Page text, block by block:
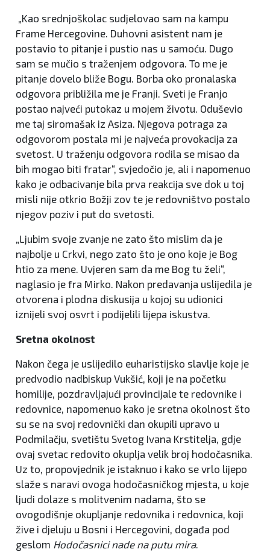
„Kao srednjoškolac sudjelovao sam na kampu
Frame Hercegovine. Duhovni asistent nam je
postavio to pitanje i pustio nas u samoću. Dugo
sam se mučio s traženjem odgovora. To me je
pitanje dovelo bliže Bogu. Borba oko pronalaska
odgovora približila me je Franji. Sveti je Franjo
postao najveći putokaz u mojem životu. Oduševio
me taj siromašak iz Asiza. Njegova potraga za
odgovorom postala mi je najveća provokacija za
svetost. U traženju odgovora rodila se misao da
bih mogao biti fratar“, svjedočio je, ali i napomenuo
kako je odbacivanje bila prva reakcija sve dok u toj
misli nije otkrio Božji zov te je redovništvo postalo
njegov poziv i put do svetosti.
„Ljubim svoje zvanje ne zato što mislim da je
najbolje u Crkvi, nego zato što je ono koje je Bog
htio za mene. Uvjeren sam da me Bog tu želi“,
naglasio je fra Mirko. Nakon predavanja uslijedila je
otvorena i plodna diskusija u kojoj su udionici
iznijeli svoj osvrt i podijelili lijepa iskustva.
Sretna okolnost
Nakon čega je uslijedilo euharistijsko slavlje koje je
predvodio nadbiskup Vukšić, koji je na početku
homilije, pozdravljajući provincijale te redovnike i
redovnice, napomenuo kako je sretna okolnost što
su se na svoj redovnički dan okupili upravo u
Podmilačju, svetištu Svetog Ivana Krstitelja, gdje
ovaj svetac redovito okuplja velik broj hodočasnika.
Uz to, propovjednik je istaknuo i kako se vrlo lijepo
slaže s naravi ovoga hodočasničkog mjesta, u koje
ljudi dolaze s molitvenim nadama, što se
ovogodišnje okupljanje redovnika i redovnica, koji
žive i djeluju u Bosni i Hercegovini, događa pod
geslom Hodočasnici nade na putu mira.